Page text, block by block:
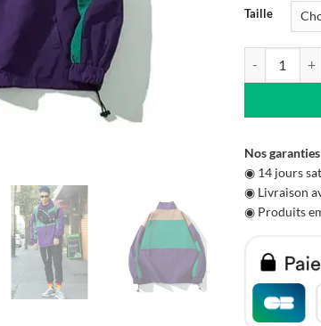
Taille
Nos
◉ 14 jours
◉ Livraison
◉ Produits